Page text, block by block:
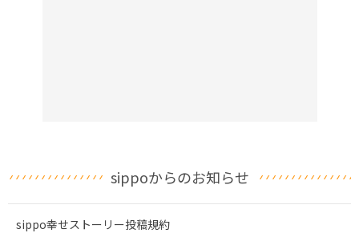
sippoからのお知らせ
sippo幸せストーリー投稿規約